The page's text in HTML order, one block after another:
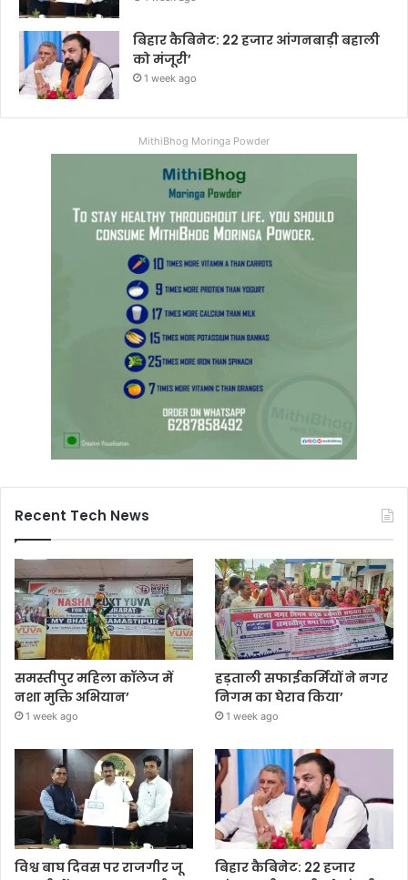
बिहार कैबिनेट: 22 हजार आंगनबाड़ी बहाली
को मंजूरी’
1 week ago
MithiBhog Moringa Powder
Recent Tech News
समस्तीपुर महिला कॉलेज में
नशा मुक्ति अभियान’
1 week ago
हड़ताली सफाईकर्मियों ने नगर
निगम का घेराव किया’
1 week ago
विश्व बाघ दिवस पर राजगीर जू
बिहार कैबिनेट: 22 हजार